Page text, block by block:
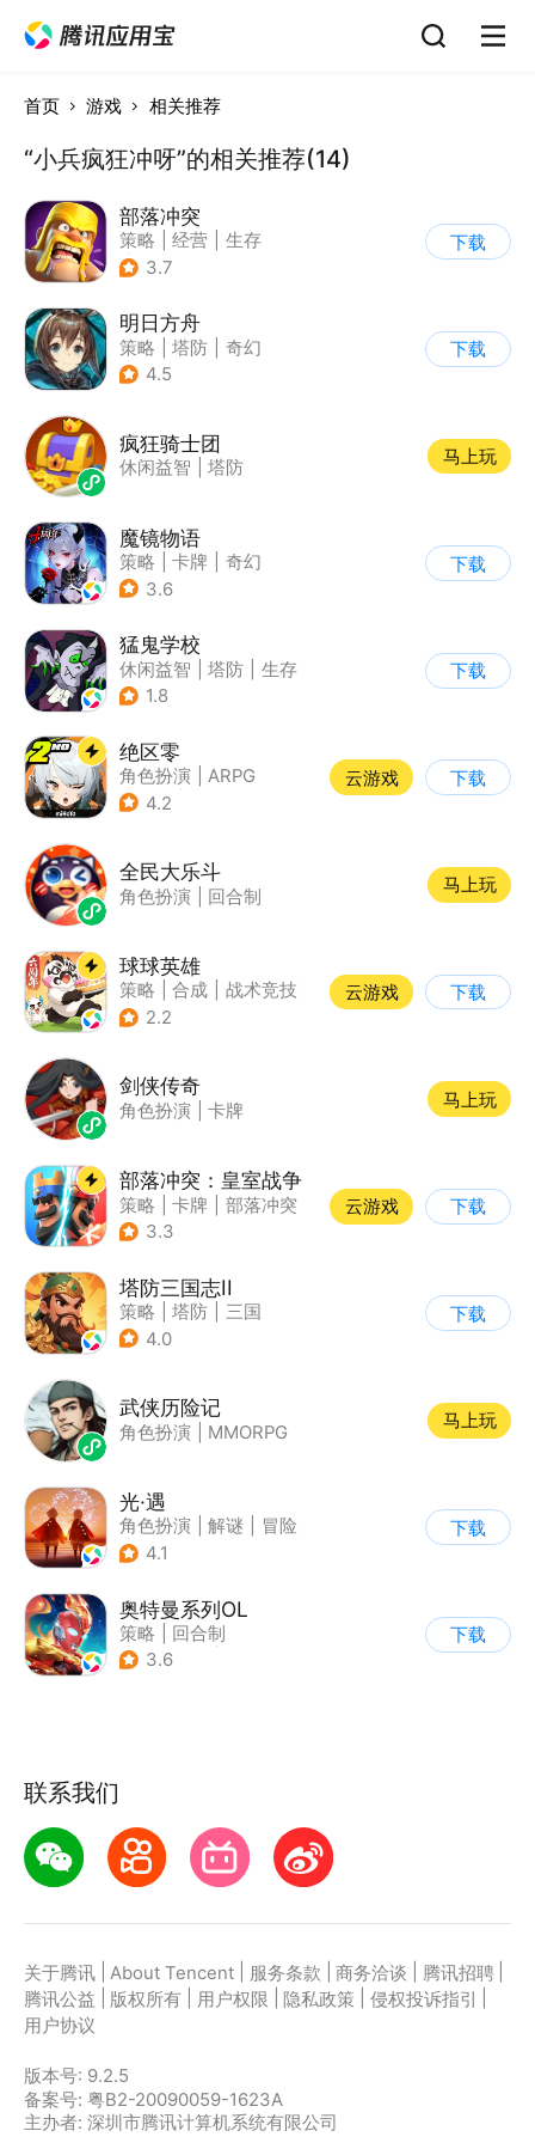
首页 游戏 相关推荐
“小兵疯狂冲呀”的相关推荐(14)
部落冲突
策略 经营
生存
| 部落冲突
3.7
下载
明日方舟
策略 塔防
奇幻
| 废土
4.5
下载
疯狂骑士团
休闲益智 塔防
马上玩
魔镜物语
策略 卡牌
奇幻
| 剧情
3.6
下载
猛鬼学校
休闲益智 塔防
生存
| 暗黑
1.8
下载
绝区零
角色扮演
ARPG
| 冒险
4.2
云游戏 下载
全民大乐斗
角色扮演 回合制
马上玩
球球英雄
策略 合成
战术竞技
| 创酷
2.2
云游戏 下载
剑侠传奇
角色扮演 卡牌
马上玩
部落冲突：皇室战争
策略 卡牌
部落冲突
| 卡通
3.3
云游戏 下载
塔防三国志II
策略 塔防
三国
| 卡通
4.0
下载
武侠历险记
角色扮演 MMORPG
马上玩
光·遇
角色扮演 解谜
冒险
| 开放世界
4.1
下载
奥特曼系列OL
策略
回合制
| 动漫改编
3.6
下载
联系我们
关于腾讯 About Tencent 服务条款 商务洽谈 腾讯招聘
腾讯公益
版权所有 用户权限 隐私政策 侵权投诉指引
用户协议
版本号: 9.2.5
备案号: 粤B2-20090059-1623A
主办者: 深圳市腾讯计算机系统有限公司